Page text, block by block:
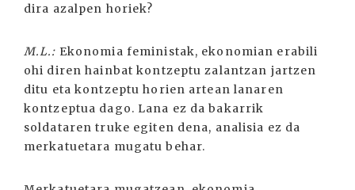
dira azalpen horiek?
M.L.: Ekonomia feministak, ekonomian erabili
ohi diren hainbat kontzeptu zalantzan jartzen
ditu eta kontzeptu horien artean lanaren
kontzeptua dago. Lana ez da bakarrik
soldataren truke egiten dena, analisia ez da
merkatuetara mugatu behar.